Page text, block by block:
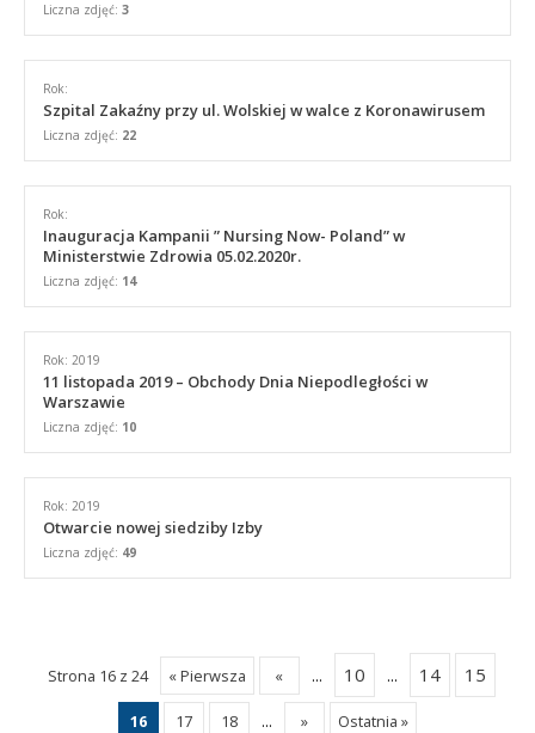
Liczna zdjęć: 3
Rok:
Szpital Zakaźny przy ul. Wolskiej w walce z Koronawirusem
Liczna zdjęć: 22
Rok:
Inauguracja Kampanii ” Nursing Now- Poland” w
Ministerstwie Zdrowia 05.02.2020r.
Liczna zdjęć: 14
Rok: 2019
11 listopada 2019 – Obchody Dnia Niepodległości w
Warszawie
Liczna zdjęć: 10
Rok: 2019
Otwarcie nowej siedziby Izby
Liczna zdjęć: 49
Strona 16 z 24 « Pierwsza « ... 10 ... 14 15
16 17 18 ... » Ostatnia »